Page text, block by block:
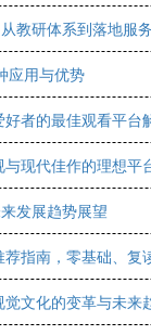
教研体系到落地服
应用与优势
者的最佳观看平台
现代佳作的理想平
发展趋势展望
指南，零基础、复
文化的变革与未来